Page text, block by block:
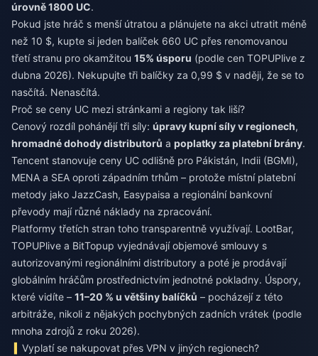
úrovně 1800 UC.
Pokud jste hráč s menší útratou a plánujete na akci utratit méně
než 10 $, kupte si jeden balíček 660 UC přes renomovanou
třetí stranu pro okamžitou 15% úsporu (podle cen TOPUPlive z
dubna 2026). Nekupujte tři balíčky za 0,99 $ v naději, že se to
nasčítá. Nenasčítá.
Proč se ceny UC mezi stránkami a regiony tak liší?
Cenový rozdíl pohánějí tři síly: úpravy kupní síly v regionech,
hromadné dohody distributorů a poplatky za platební brány.
Tencent stanovuje ceny UC odlišně pro Pákistán, Indii (BGMI),
MENA a SEA oproti západním trhům – protože místní platební
metody jako JazzCash, Easypaisa a regionální bankovní
převody mají různé náklady na zpracování.
Platformy třetích stran toho transparentně využívají. LootBar,
TOPUPlive a BitTopup vyjednávají objemové smlouvy s
autorizovanými regionálními distributory a poté je prodávají
globálním hráčům prostřednictvím jednotné pokladny. Úspory,
které vidíte – 11–20 % u většiny balíčků – pocházejí z této
arbitráže, nikoli z nějakých pochybných zadních vrátek (podle
mnoha zdrojů z roku 2026).
Vyplatí se nakupovat přes VPN v jiných regionech?